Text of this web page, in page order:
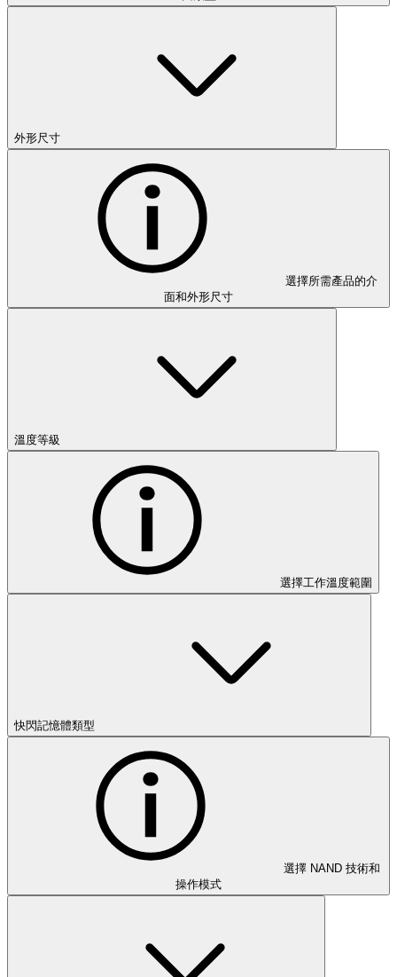
外形尺寸
選擇所需產品的介
面和外形尺寸
溫度等級
選擇工作溫度範圍
快閃記憶體類型
選擇 NAND 技術和
操作模式